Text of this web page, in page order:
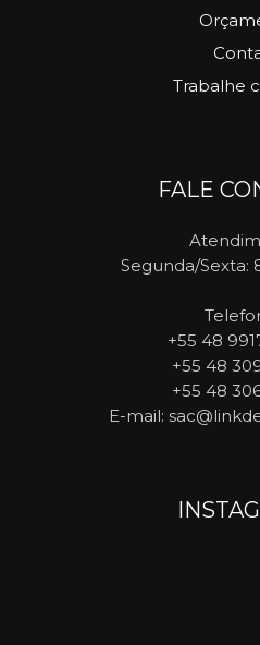
Trabalhe
FALE
Segunda/Sexta:
+55 48
+55 48
+55 48
E-mail: